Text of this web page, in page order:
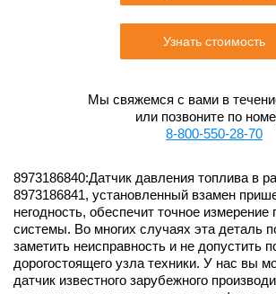
Узнать стоимость
Мы свяжемся с вами в
или позвоните по
8-800-550-28-70
8973186840:Датчик давления топлива в
8973186841, установленный взамен
негодность, обеспечит точное измерение
системы. Во многих случаях эта деталь
заметить неисправность и не допустить
дорогостоящего узла техники. У нас вы
датчик известного зарубежного